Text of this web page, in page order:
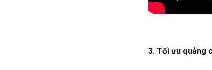
3. Tối ưu quảng